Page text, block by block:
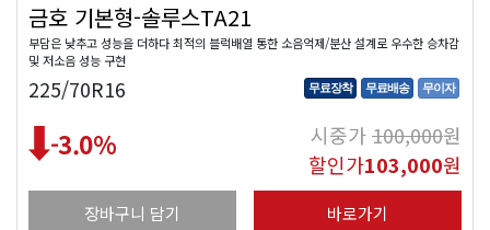
금호 기본형-솔루스TA21
부담은 낮추고 성능을 더하다 최적의 블럭배열 통한 소음억제/분산 설계로 우수한 승차감
및 저소음 성능 구현
225/70R16 무료장착 무료배송 무이자
-3.0% 시중가100,000원
할인가103,000원
장바구니 담기 바로가기